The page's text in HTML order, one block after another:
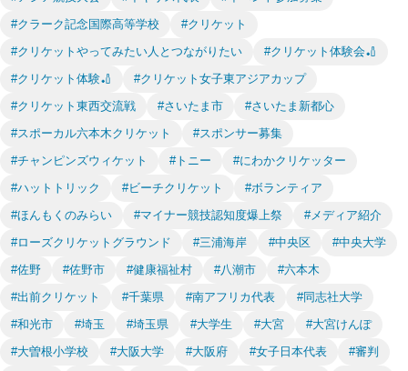
#クラーク記念国際高等学校
#クリケット
#クリケットやってみたい人とつながりたい
#クリケット体験会🏏
#クリケット体験🏏
#クリケット女子東アジアカップ
#クリケット東西交流戦
#さいたま市
#さいたま新都心
#スポーカル六本木クリケット
#スポンサー募集
#チャンピンズウィケット
#トニー
#にわかクリケッター
#ハットトリック
#ビーチクリケット
#ボランティア
#ほんもくのみらい
#マイナー競技認知度爆上祭
#メディア紹介
#ローズクリケットグラウンド
#三浦海岸 #中央区
#中央大学
#佐野
#佐野市 #健康福祉村 #八潮市
#六本木
#出前クリケット
#千葉県 #南アフリカ代表
#同志社大学
#和光市
#埼玉 #埼玉県 #大学生 #大宮
#大宮けんぽ
#大曽根小学校
#大阪大学 #大阪府 #女子日本代表
#審判